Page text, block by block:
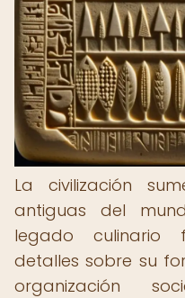
La civilización
antiguas del
legado culinario
detalles sobre su
organización